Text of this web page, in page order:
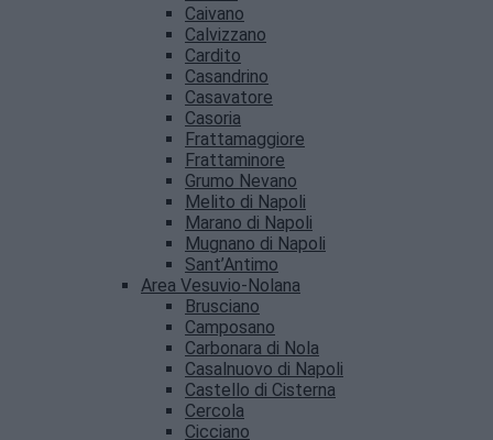
Caivano
Calvizzano
Cardito
Casandrino
Casavatore
Casoria
Frattamaggiore
Frattaminore
Grumo Nevano
Melito di Napoli
Marano di Napoli
Mugnano di Napoli
Sant’Antimo
Area Vesuvio-Nolana
Brusciano
Camposano
Carbonara di Nola
Casalnuovo di Napoli
Castello di Cisterna
Cercola
Cicciano